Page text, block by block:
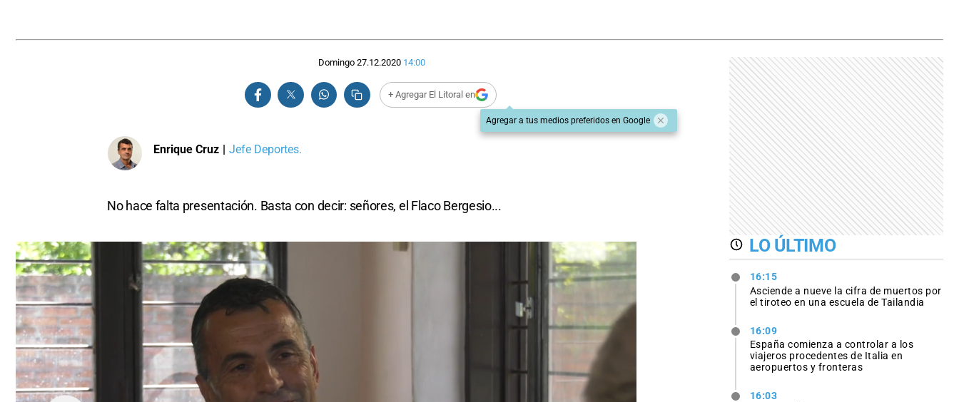
Domingo 27.12.2020 14:00
+ Agregar El Litoral en
Agregar a tus medios preferidos en Google
Enrique Cruz | Jefe Deportes.
No hace falta presentación. Basta con decir: señores, el Flaco Bergesio...
LO ÚLTIMO
16:15
Asciende a nueve la cifra de muertos por
el tiroteo en una escuela de Tailandia
16:09
España comienza a controlar a los
viajeros procedentes de Italia en
aeropuertos y fronteras
16:03